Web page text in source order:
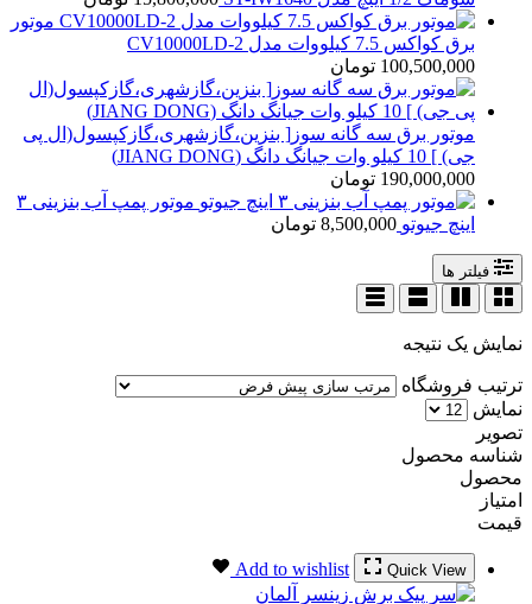
موتور
برق کواکس 7.5 کیلووات مدل CV10000LD-2
100,500,000 تومان
موتور برق سه گانه سوز[ بنزین،گازشهری،گازکپسول(ال پی
جی) ] 10 کیلو وات جیانگ دانگ (JIANG DONG)
190,000,000 تومان
موتور پمپ آب بنزینی ۳
اینچ جیوتو 8,500,000 تومان
فیلتر ها
نمایش یک نتیجه
ترتیب فروشگاه
نمایش
تصویر
شناسه محصول
محصول
امتیاز
قیمت
Quick View
Add to wishlist